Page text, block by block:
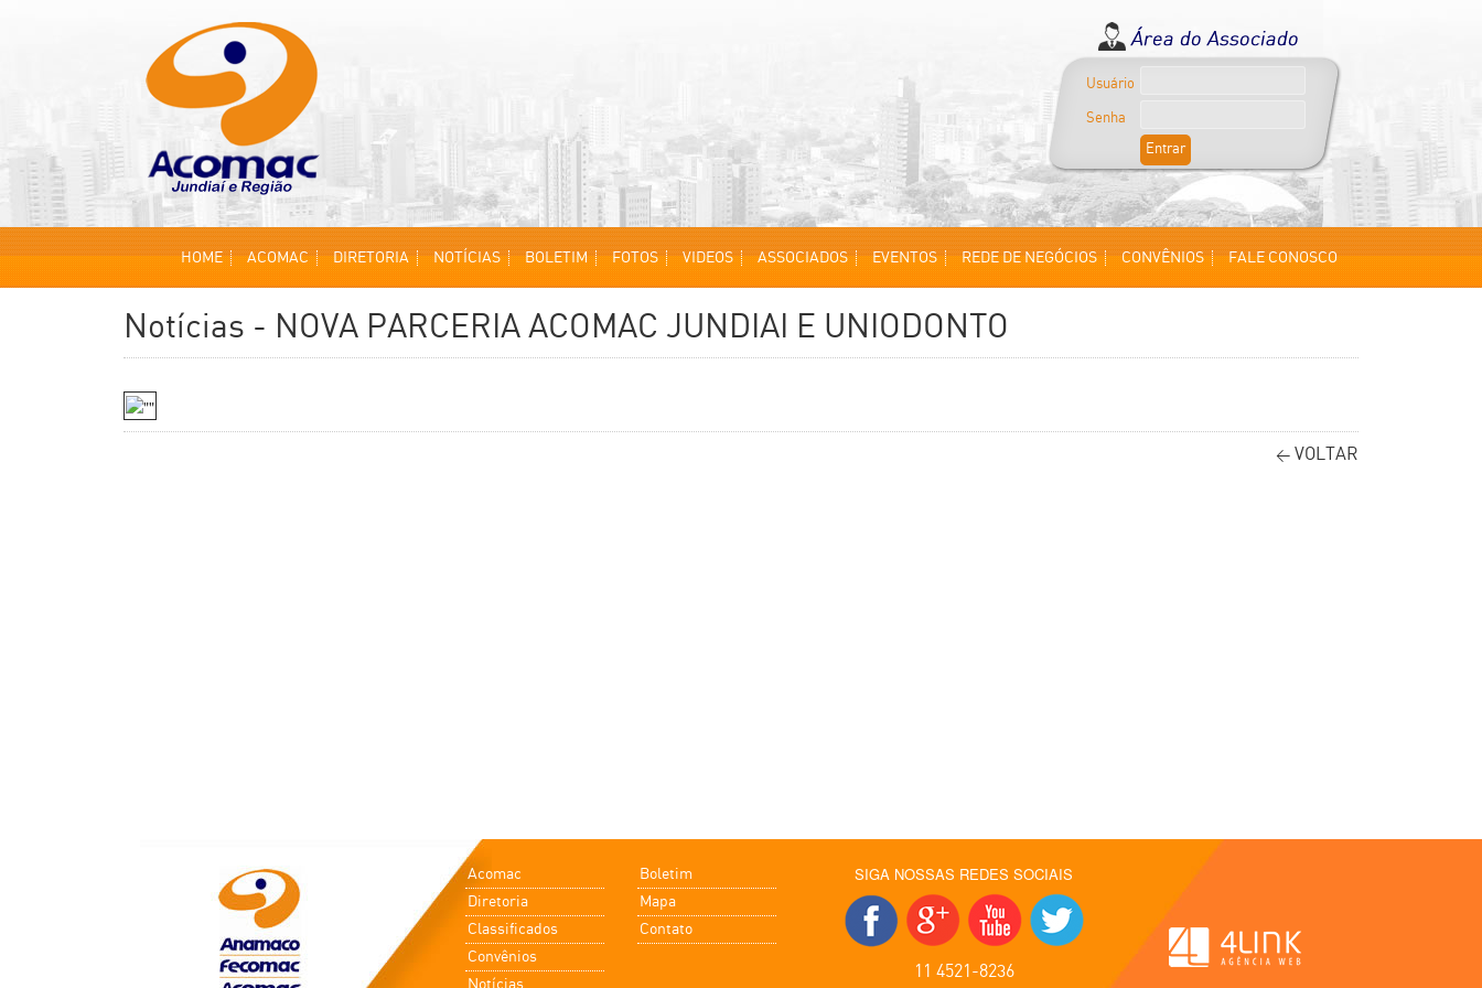
Usuário
Senha
HOME ACOMAC DIRETORIA NOTÍCIAS BOLETIM FOTOS VIDEOS ASSOCIADOS EVENTOS REDE DE NEGÓCIOS CONVÊNIOS FALE CONOSCO
Notícias - NOVA PARCERIA ACOMAC JUNDIAI E UNIODONTO
< VOLTAR
Acomac
Diretoria
Classificados
Convênios
Notícias
Boletim
Mapa
Contato
SIGA NOSSAS REDES SOCIAIS
11 4521-8236